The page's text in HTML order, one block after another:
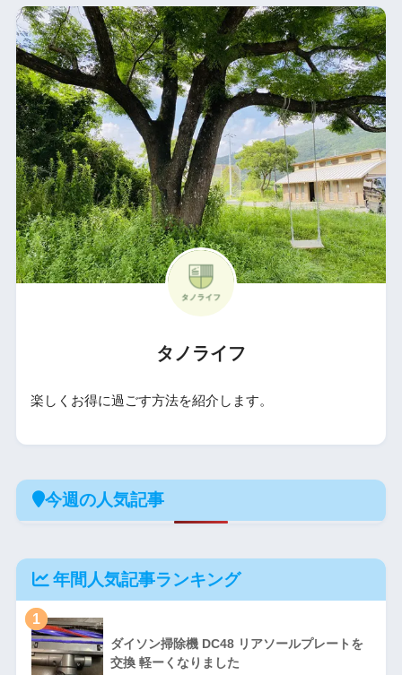
タノライフ
楽しくお得に過ごす方法を紹介します。
今週の人気記事
年間人気記事ランキング
1
ダイソン掃除機 DC48 リアソールプレートを
交換 軽ーくなりました